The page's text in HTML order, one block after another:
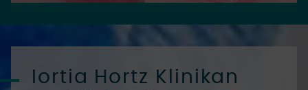
Iortia Hortz Klinikan